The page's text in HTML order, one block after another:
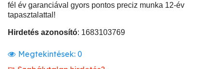
fél év garanciával gyors pontos preciz munka 12-év
tapasztalattal!
Hirdetés azonosító: 1683103769
Megtekintések: 0